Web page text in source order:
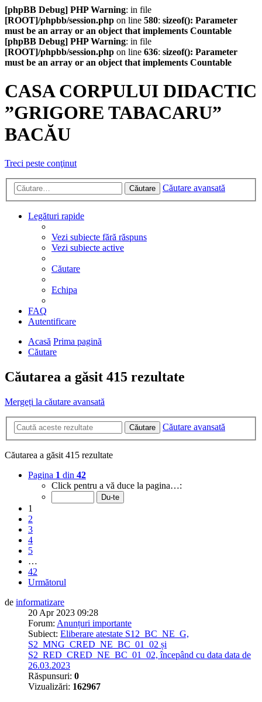
[phpBB Debug] PHP Warning: in file
[ROOT]/phpbb/session.php on line 580: sizeof(): Parameter
must be an array or an object that implements Countable
[phpBB Debug] PHP Warning: in file
[ROOT]/phpbb/session.php on line 636: sizeof(): Parameter
must be an array or an object that implements Countable
CASA CORPULUI DIDACTIC
”GRIGORE TABACARU”
BACĂU
Treci peste conţinut
Căutare Căutare avansată
Legături rapide
Vezi subiecte fără răspuns
Vezi subiecte active
Căutare
Echipa
FAQ
Autentificare
Acasă Prima pagină
Căutare
Căutarea a găsit 415 rezultate
Mergeți la căutare avansată
Căutare Căutare avansată
Căutarea a găsit 415 rezultate
Pagina 1 din 42
Click pentru a vă duce la pagina…:
1
2
3
4
5
…
42
Următorul
de informatizare
20 Apr 2023 09:28
Forum: Anunțuri importante
Subiect: Eliberare atestate S12_BC_NE_G,
S2_MNG_CRED_NE_BC_01_02 și
S2_RED_CRED_NE_BC_01_02, începând cu data data de
26.03.2023
Răspunsuri: 0
Vizualizări: 162967